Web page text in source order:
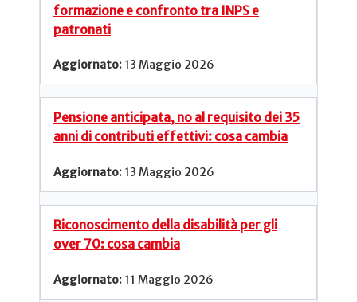
formazione e confronto tra INPS e
patronati
13 Maggio 2026
Pensione anticipata, no al requisito dei 35
anni di contributi effettivi: cosa cambia
13 Maggio 2026
Riconoscimento della disabilità per gli
over 70: cosa cambia
11 Maggio 2026